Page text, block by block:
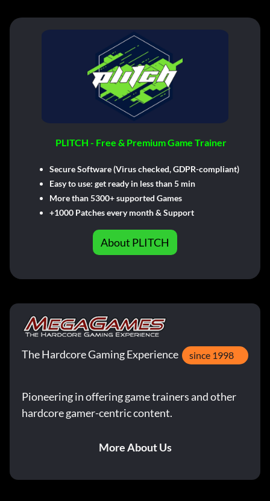
PLITCH - Free & Premium Game Trainer
Secure Software (Virus checked, GDPR-compliant)
Easy to use: get ready in less than 5 min
More than 5300+ supported Games
+1000 Patches every month & Support
About PLITCH
The Hardcore Gaming Experience since 1998
Pioneering in offering game trainers and other
hardcore gamer-centric content.
More About Us